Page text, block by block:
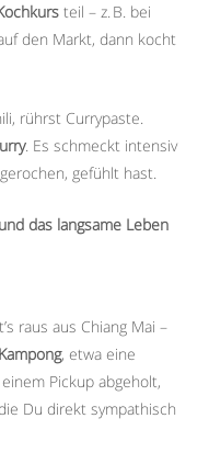
teil – z. B. bei
den Markt, dann kocht
rührst Currypaste.
. Es schmeckt intensiv
gefühlt hast.
das langsame Leben
raus aus Chiang Mai –
, etwa eine
Pickup abgeholt,
Du direkt sympathisch